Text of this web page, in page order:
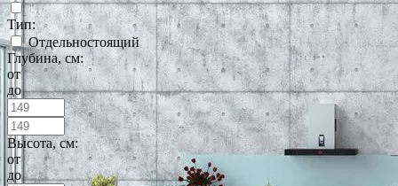
Тип:
Отдельностоящий
Глубина, см:
от
до
Высота, см:
от
до